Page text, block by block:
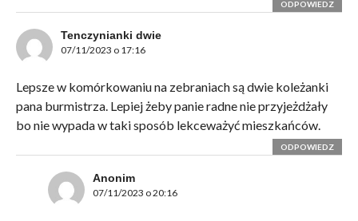
ODPOWIEDZ
Tenczynianki dwie
07/11/2023 o 17:16
Lepsze w komórkowaniu na zebraniach są dwie koleżanki
pana burmistrza. Lepiej żeby panie radne nie przyjeżdżały
bo nie wypada w taki sposób lekceważyć mieszkańców.
ODPOWIEDZ
Anonim
07/11/2023 o 20:16